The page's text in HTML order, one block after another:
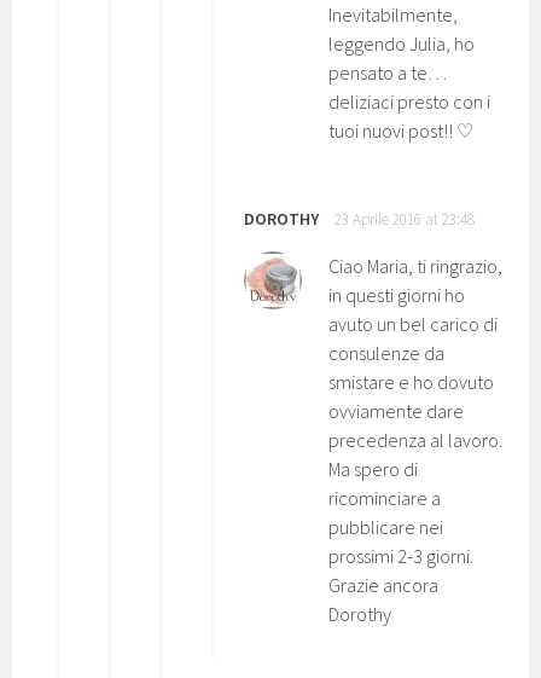
Inevitabilmente,
leggendo Julia, ho
pensato a te…
deliziaci presto con i
tuoi nuovi post!! ♡
DOROTHY 23 Aprile 2016 at 23:48
Ciao Maria, ti ringrazio,
in questi giorni ho
avuto un bel carico di
consulenze da
smistare e ho dovuto
ovviamente dare
precedenza al lavoro.
Ma spero di
ricominciare a
pubblicare nei
prossimi 2-3 giorni.
Grazie ancora
Dorothy